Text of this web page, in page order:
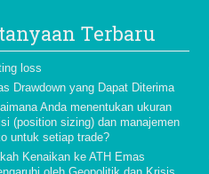
Terbaru
loss
Drawdown yang Dapat Diterima
Anda menentukan ukuran
(position sizing) dan manajemen
untuk setiap trade?
Kenaikan ke ATH Emas